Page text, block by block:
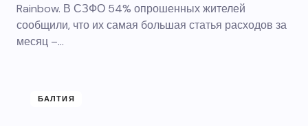
Rainbow. В СЗФО 54% опрошенных жителей
сообщили, что их самая большая статья расходов за
месяц –…
БАЛТИЯ